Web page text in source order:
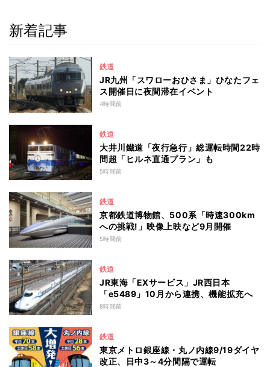
新着記事
鉄道
JR九州「スワローおひさま」ひなたフェ
ス開催日に夜間滞在イベント
4時間前
鉄道
大井川鐵道「夜行急行」総運転時間22時
間超「ヒルネ直通プラン」も
5時間前
鉄道
京都鉄道博物館、500系「時速300km
への挑戦!」映像上映など9月開催
5時間前
鉄道
JR東海「EXサービス」JR西日本
「e5489」10月から連携、機能拡充へ
8時間前
鉄道
東京メトロ銀座線・丸ノ内線9/19ダイヤ
改正、日中3～4分間隔で運転